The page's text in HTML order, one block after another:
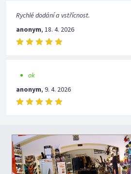
Rychlé dodání a vstřícnost.
anonym,18. 4. 2026
ok
anonym,9. 4. 2026